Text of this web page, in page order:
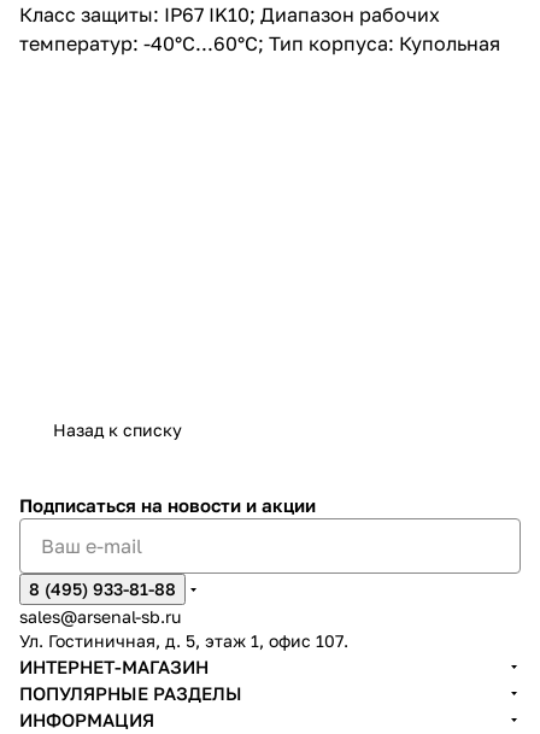
Класс защиты: IP67 IK10; Диапазон рабочих
температур: -40°С...60°С; Тип корпуса: Купольная
Назад к списку
Подписаться на новости и акции
8 (495) 933-81-88
sales@arsenal-sb.ru
Ул. Гостиничная, д. 5, этаж 1, офис 107.
ИНТЕРНЕТ-МАГАЗИН
ПОПУЛЯРНЫЕ РАЗДЕЛЫ
ИНФОРМАЦИЯ